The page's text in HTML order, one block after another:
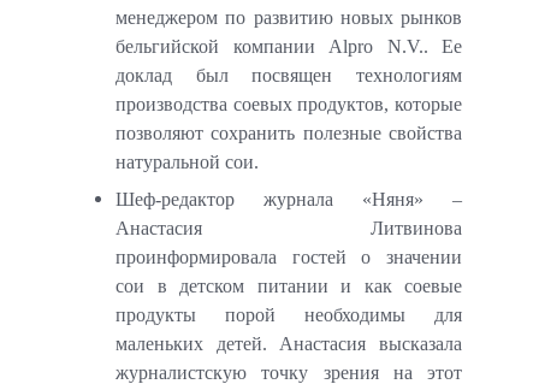
менеджером по развитию новых рынков
бельгийской компании Alpro N.V.. Ее
доклад был посвящен технологиям
производства соевых продуктов, которые
позволяют сохранить полезные свойства
натуральной сои.
Шеф-редактор журнала «Няня» –
Анастасия Литвинова
проинформировала гостей о значении
сои в детском питании и как соевые
продукты порой необходимы для
маленьких детей. Анастасия высказала
журналистскую точку зрения на этот